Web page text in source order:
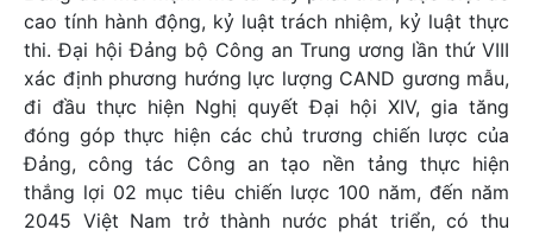
cao tính hành động, kỷ luật trách nhiệm, kỷ luật thực
thi. Đại hội Đảng bộ Công an Trung ương lần thứ VIII
xác định phương hướng lực lượng CAND gương mẫu,
đi đầu thực hiện Nghị quyết Đại hội XIV, gia tăng
đóng góp thực hiện các chủ trương chiến lược của
Đảng, công tác Công an tạo nền tảng thực hiện
thắng lợi 02 mục tiêu chiến lược 100 năm, đến năm
2045 Việt Nam trở thành nước phát triển, có thu